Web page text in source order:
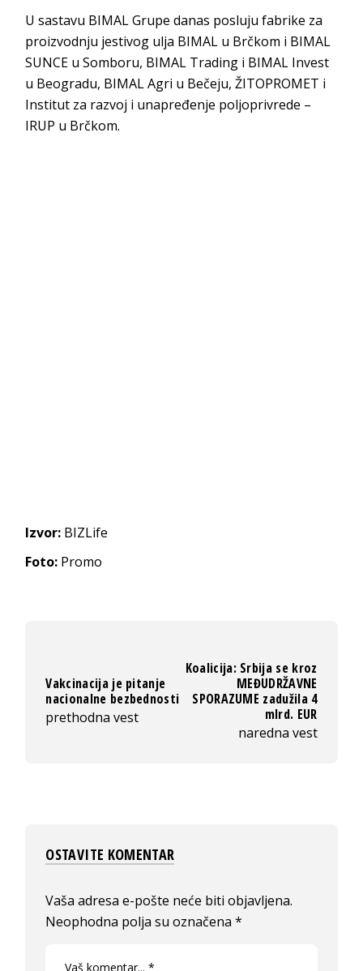
U sastavu BIMAL Grupe danas posluju fabrike za
proizvodnju jestivog ulja BIMAL u Brčkom i BIMAL
SUNCE u Somboru, BIMAL Trading i BIMAL Invest
u Beogradu, BIMAL Agri u Bečeju, ŽITOPROMET i
Institut za razvoj i unapređenje poljoprivrede –
IRUP u Brčkom.
Izvor: BIZLife
Foto: Promo
Vakcinacija je pitanje
nacionalne bezbednosti
prethodna vest
Koalicija: Srbija se kroz
MEĐUDRŽAVNE
SPORAZUME zadužila 4
mlrd. EUR
naredna vest
OSTAVITE KOMENTAR
Vaša adresa e-pošte neće biti objavljena.
Neophodna polja su označena*